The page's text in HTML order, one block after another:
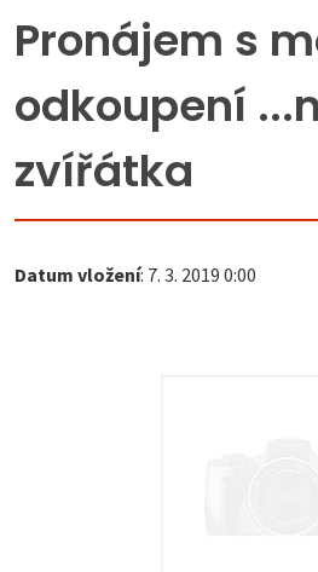
Pronájem s
odkoupení
zvířátka
Datum vložení: 7. 3. 2019 0:00